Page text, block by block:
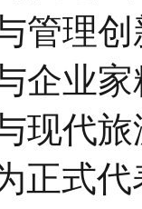
管理
企业
现代
正式